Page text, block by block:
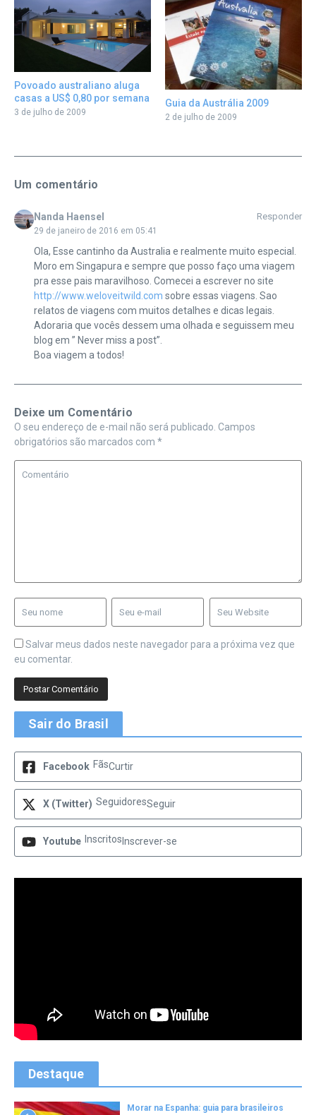
Povoado australiano aluga
casas a US$ 0,80 por semana
3 de julho de 2009
Guia da Austrália 2009
2 de julho de 2009
Um comentário
Nanda Haensel
29 de janeiro de 2016 em 05:41
Responder
Ola, Esse cantinho da Australia e realmente muito especial.
Moro em Singapura e sempre que posso faço uma viagem
pra esse pais maravilhoso. Comecei a escrever no site
http://www.weloveitwild.com sobre essas viagens. Sao
relatos de viagens com muitos detalhes e dicas legais.
Adoraria que vocês dessem uma olhada e seguissem meu
blog em ” Never miss a post”.
Boa viagem a todos!
Deixe um Comentário
O seu endereço de e-mail não será publicado. Campos
obrigatórios são marcados com *
Salvar meus dados neste navegador para a próxima vez que
eu comentar.
Sair do Brasil
Facebook FãsCurtir
X (Twitter) SeguidoresSeguir
Youtube Inscritos Inscrever-se
Destaque
Morar na Espanha: guia para brasileiros